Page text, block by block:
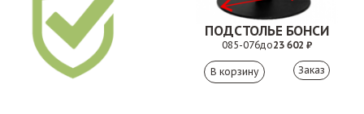
ПОДСТОЛЬЕ БОНСИ
085-076до23 602 ₽
Заказ